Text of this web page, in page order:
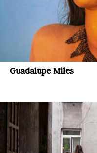
Guadalupe Miles